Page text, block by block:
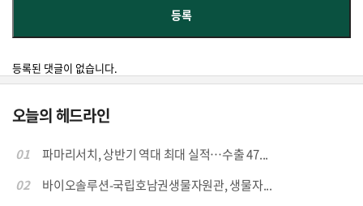
등록된 댓글이 없습니다.
오늘의 헤드라인
01
파마리서치, 상반기 역대 최대 실적…수출 47...
02
바이오솔루션-국립호남권생물자원관, 생물자...